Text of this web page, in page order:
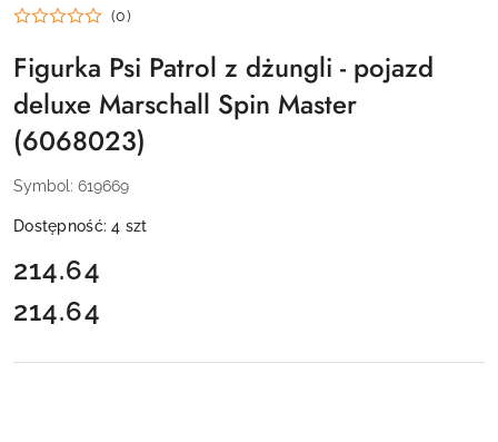
(0)
Figurka Psi Patrol z dżungli - pojazd
deluxe Marschall Spin Master
(6068023)
Symbol: 619669
Dostępność:4 szt
cena:
214.64
Cena:
214.64